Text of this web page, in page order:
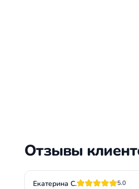
Отзывы
Екатерина С. 5.0